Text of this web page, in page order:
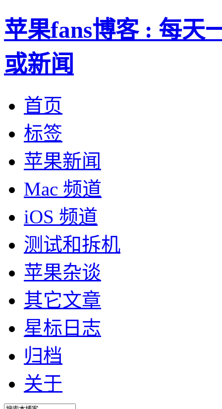
苹果fans博客 : 每天
或新闻
首页
标签
苹果新闻
Mac 频道
iOS 频道
测试和拆机
苹果杂谈
其它文章
星标日志
归档
关于